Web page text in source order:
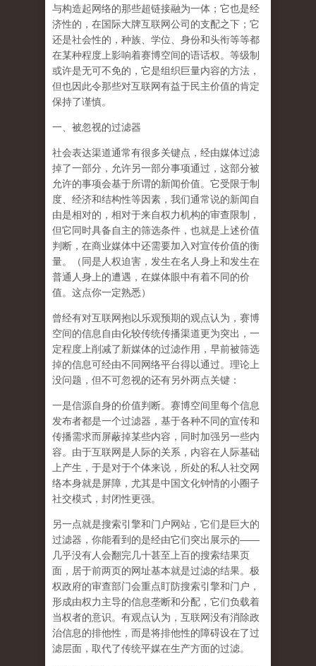
与构造起网络的那些超链接融为一体；它也是经
济性的，在国际大牌互联网公司的支配之下；它
还是社会性的，种族、学位、身份和头衔等等都
在某种程度上影响着赛博空间的语话权。等级制
或许是无可不免的，它是组织巨量内容的方法，
但也因此令那些对互联网有益于民主价值的肯定
保持了谨慎。
一、被忽视的过滤器
社会表达渠道通常有很多关键点，经由媒体过滤
掉了一部分，允许另一部分事项通过，这部分被
允许的事项会基于所谓的新闻价值。它受限于制
度、经济和结构性等因素，我们通常说的新闻自
由是相对的，相对于来自权力机构的审查限制，
但它同时具备自主的筛选条件，也就是上述价值
判断，在商业媒体中还需要加入对宣传价值的衡
量。（同是人权迫害，发生在名人身上和发生在
普通人身上的遭遇，在媒体眼中有着不同的价
值。这点你一定熟悉）
曾经有对互联网抱以乐观预期的观点认为，赛博
空间的信息自由化较传统传播渠道更为突出，一
定程度上削减了新媒体的过滤作用，早前被筛选
掉的信息可经由不同网络平台得以通过。理论上
没问题，但不可忽视的还有另外两点关键：
一是信源自身的价值判断。赛博空间里每个信息
发布者都是一个过滤器，基于各种不同的宣传和
传播需求而屏蔽掉某些内容，同时加强另一些内
容。由于互联网是人际的关系，内容在人际基础
上产生，于是对于个体来说，所处的私人社交网
络本身就是屏障，尤其是中国文化钟情的小圈子
社交模式，封闭性更强。
另一点就是搜索引擎和门户网站 ，它们是巨大的
过滤器，你能看到的是经由它们突出展示的——
几乎没有人会翻完几十甚至上百的搜索结果页
面，居于前两页的网址基本就是过滤的结果。极
权政府的审查部门会重点盯防搜索引擎和门户，
形成由权力主导的信息垄断和分配，它们负载着
当权者的意识。有观点认为，互联网没有消除政
治信息的排他性，而是将排他性的障碍设在了过
滤层面，取代了传统平媒在生产方面的过滤。